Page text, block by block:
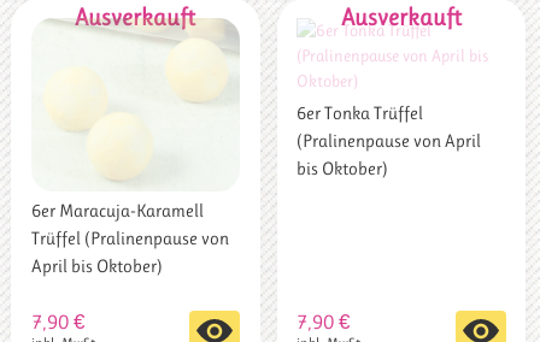
mehrere
Varianten
können
Produktseite
gewählt
werden
6er Maracuja-Karamell
Trüffel (Pralinenpause von
April bis Oktober)
7,90 €
6er Tonka Trüffel
(Pralinenpause von April
bis Oktober)
7,90€